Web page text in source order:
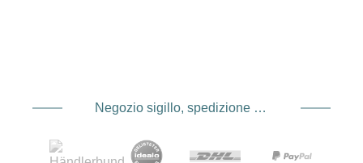
Negozio sigillo, spedizione e spedizione Fornitore di servizi di pagamento